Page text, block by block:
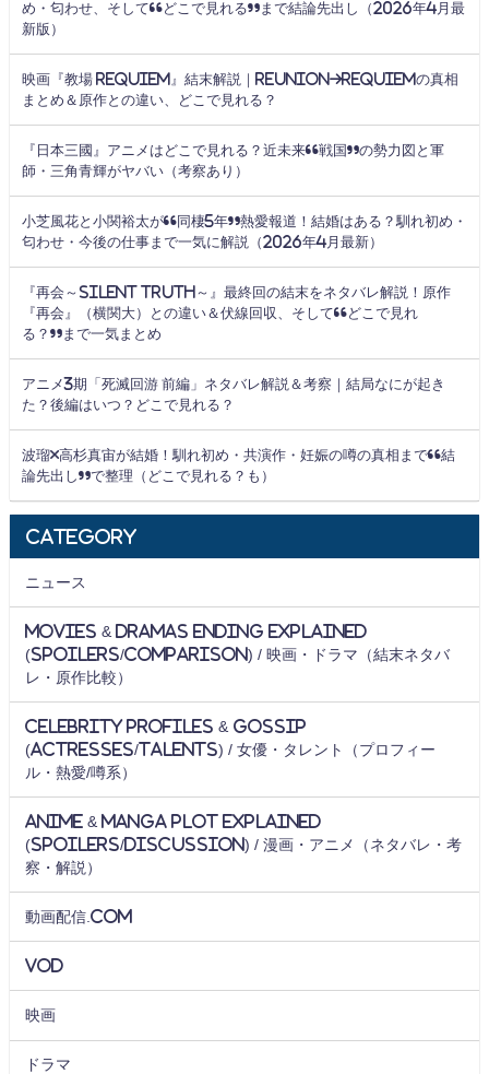
め・匂わせ、そして“どこで見れる”まで結論先出し（2026年4月最
新版）
映画『教場 Requiem』結末解説｜Reunion→Requiemの真相
まとめ＆原作との違い、どこで見れる？
『日本三國』アニメはどこで見れる？近未来“戦国”の勢力図と軍
師・三角青輝がヤバい（考察あり）
小芝風花と小関裕太が“同棲5年”熱愛報道！結婚はある？馴れ初め・
匂わせ・今後の仕事まで一気に解説（2026年4月最新）
『再会～Silent Truth～』最終回の結末をネタバレ解説！原作
『再会』（横関大）との違い＆伏線回収、そして“どこで見れ
る？”まで一気まとめ
アニメ3期「死滅回游 前編」ネタバレ解説＆考察｜結局なにが起き
た？後編はいつ？どこで見れる？
波瑠×高杉真宙が結婚！馴れ初め・共演作・妊娠の噂の真相まで“結
論先出し”で整理（どこで見れる？も）
Category
ニュース
Movies & Dramas Ending Explained
(Spoilers/Comparison) / 映画・ドラマ（結末ネタバ
レ・原作比較）
Celebrity Profiles & Gossip
(Actresses/Talents) / 女優・タレント（プロフィー
ル・熱愛/噂系）
Anime & Manga Plot Explained
(Spoilers/Discussion) / 漫画・アニメ（ネタバレ・考
察・解説）
動画配信.com
VOD
映画
ドラマ